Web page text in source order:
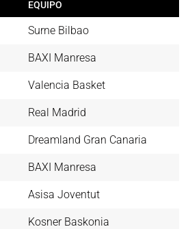
EQUIPO
Surne Bilbao
BAXI Manresa
Valencia Basket
Real Madrid
Dreamland Gran Canaria
BAXI Manresa
Asisa Joventut
Kosner Baskonia